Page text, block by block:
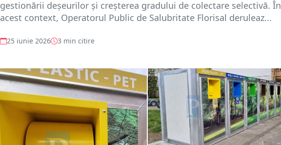
gestionării deșeurilor și creșterea gradului de colectare selectivă. În
acest context, Operatorul Public de Salubritate Florisal deruleaz...
25 iunie 2026 3 min citire